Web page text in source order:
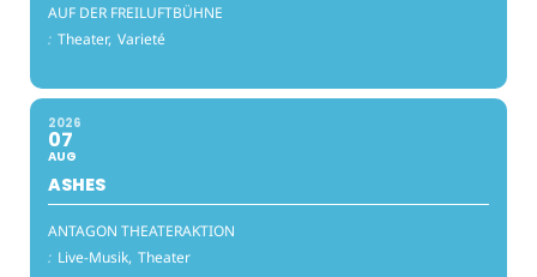
AUF DER FREILUFTBÜHNE
: Theater, Varieté
2026
07
AUG
ASHES
ANTAGON THEATERAKTION
: Live-Musik, Theater